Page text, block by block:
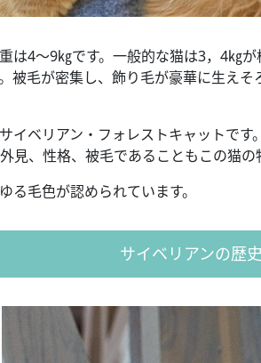
は4～9㎏です。一般的な猫は3，4㎏
被毛が密集し、飾り毛が豪華に生え
イベリアン・フォレストキャットで
見、性格、被毛であることもこの猫の
る毛色が認められています。
サイベリアンの歴史